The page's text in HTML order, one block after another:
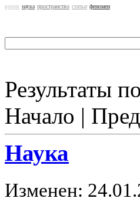
время наука пространство статьи феномен
Результаты
Начало |
Наука
Изменен: